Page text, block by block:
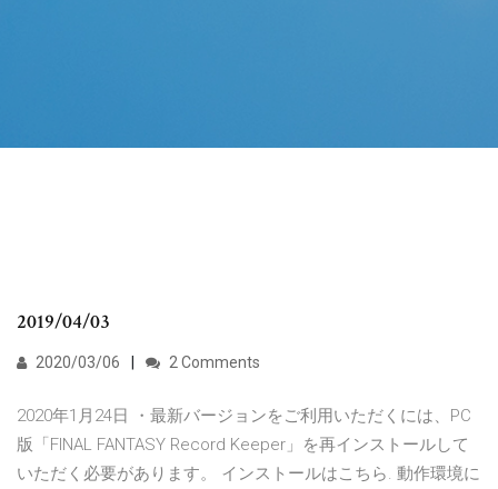
2019/04/03
2020/03/06 2 Comments
2020年1月24日 ・最新バージョンをご利用いただくには、PC
版「FINAL FANTASY Record Keeper」を再インストールして
いただく必要があります。 インストールはこちら. 動作環境に